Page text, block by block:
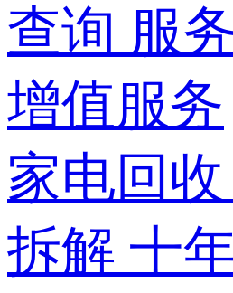
查询 服
增值服务
家电回收
拆解 十